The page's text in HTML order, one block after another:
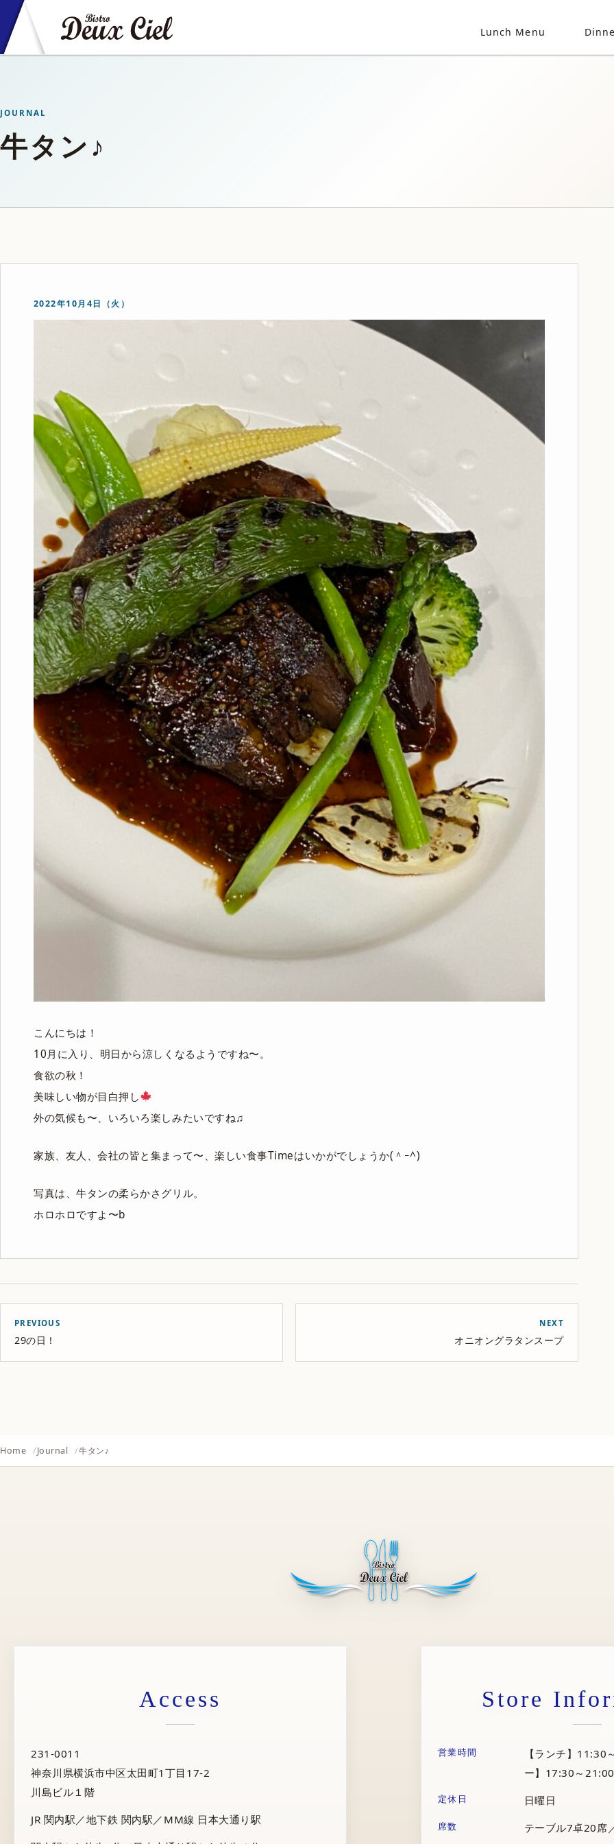
Lunch Menu
JOURNAL
牛タン♪
2022年10月4日（火）
こんにちは！
10月に入り、明日から涼しくなるようですね〜。
食欲の秋！
美味しい物が目白押し
外の気候も〜、いろいろ楽しみたいですね♫
家族、友人、会社の皆と集まって〜、楽しい食事Timeはいかがでしょうか(＾ｰ^)
写真は、牛タンの柔らかさグリル。
ホロホロですよ〜b
PREVIOUS
29の日！
NEXT
オニオングラタンスープ
Home Journal 牛タン♪
Access
231-0011
神奈川県横浜市中区太田町1丁目17-2
川島ビル１階
JR 関内駅／地下鉄 関内駅／MM線 日本大通り駅
Store
営業時間
【ランチ】11:30
ー】17:30～
定休日 日曜日
席数 テーブル7卓20席